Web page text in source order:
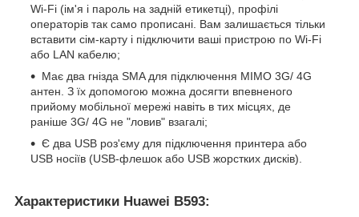
Wi-Fi (ім'я і пароль на задній етикетці), профілі
операторів так само прописані. Вам залишається тільки
вставити сім-карту і підключити ваші пристрою по Wi-Fi
або LAN кабелю;
Має два гнізда SMA для підключення MIMO 3G/ 4G
антен. З їх допомогою можна досягти впевненого
прийому мобільної мережі навіть в тих місцях, де
раніше 3G/ 4G не "ловив" взагалі;
Є два USB роз'єму для підключення принтера або
USB носіїв (USB-флешок або USB жорстких дисків).
Характеристики Huawei B593: